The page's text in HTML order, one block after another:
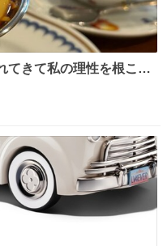
てきて私の理性を根こそ